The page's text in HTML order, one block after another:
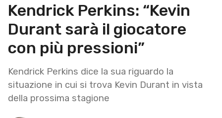
Kendrick Perkins: “Kevin
Durant sarà il giocatore
con più pressioni”
Kendrick Perkins dice la sua riguardo la
situazione in cui si trova Kevin Durant in vista
della prossima stagione